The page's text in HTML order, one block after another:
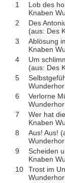
1
Lob des
Knaben
2
Des
(aus: Des
3
Ablösung
Knaben
4
Um
(aus: Des
5
6
Verlorne
7
Wer hat
Knaben
8
Aus! Aus!
9
Scheiden
Knaben
10
Trost im